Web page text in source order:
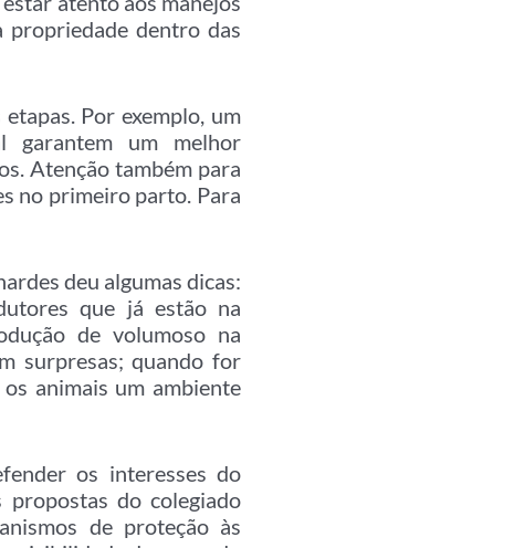
propriedade dentro das
Por exemplo, um
garantem um melhor
Atenção também para
no primeiro parto. Para
deu algumas dicas:
que já estão na
de volumoso na
surpresas; quando for
animais um ambiente
os interesses do
do colegiado
de proteção às